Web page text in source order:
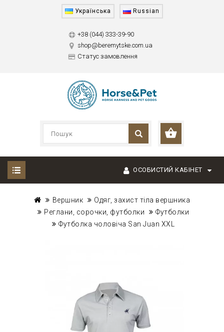
Українська Russian
+38 (044) 333-39-90
shop@beremytske.com.ua
Статус замовлення
ОСОБИСТИЙ КАБІНЕТ
Вершник
Одяг, захист тіла вершника
Реглани, сорочки, футболки
Футболки
Футболка чоловіча San Juan XXL